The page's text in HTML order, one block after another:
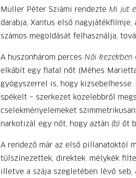
Müller Péter Sziámi rendezte Mi jut
darabja, Xantus első nagyjátékfilmje,
számos megoldását felhasználja,
A huszonhárom perces Női kezekben
elkábít egy fiatal nőt (Méhes
gyógyszerrel is, hogy
spékelt – szerkezet közelebbről
cselekményelemeket
narkotizál egy nőt, hogy aztán (b) őt
A rendező már az első pillanatoktól
túlszínezettek, direktek: mélykék
illetve a szája szegletében lévő seb,